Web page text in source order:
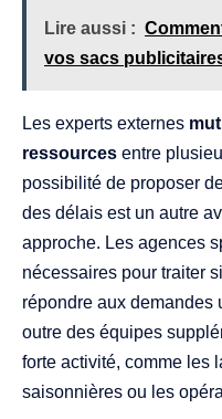
Lire aussi :
vos sacs
Les experts externes
ressources entre
possibilité de proposer
des délais est un autre
approche. Les agences
nécessaires pour traiter
répondre aux demandes
outre des équipes
forte activité, comme les
saisonnières ou les